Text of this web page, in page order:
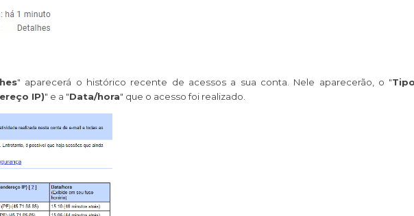
" aparecerá o histórico recente de acessos a sua conta. Nele aparecerão, o "
IP)" e a "Data/hora" que o acesso foi realizado.